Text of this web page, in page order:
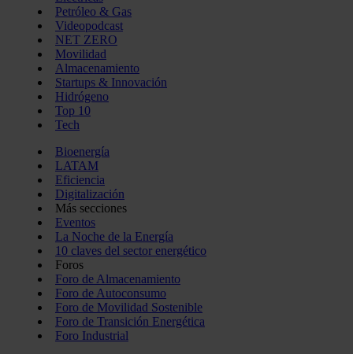
Petróleo & Gas
Videopodcast
NET ZERO
Movilidad
Almacenamiento
Startups & Innovación
Hidrógeno
Top 10
Tech
Bioenergía
LATAM
Eficiencia
Digitalización
Más secciones
Eventos
La Noche de la Energía
10 claves del sector energético
Foros
Foro de Almacenamiento
Foro de Autoconsumo
Foro de Movilidad Sostenible
Foro de Transición Energética
Foro Industrial